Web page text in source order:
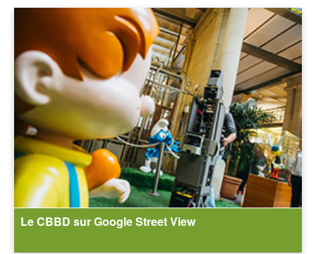
Le CBBD sur Google Street View